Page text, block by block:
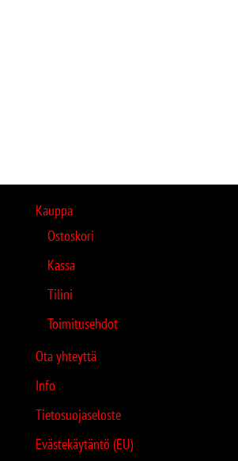
Kauppa
Ostoskori
Kassa
Tilini
Toimitusehdot
Ota yhteyttä
Info
Tietosuojaseloste
Evästekäytäntö (EU)